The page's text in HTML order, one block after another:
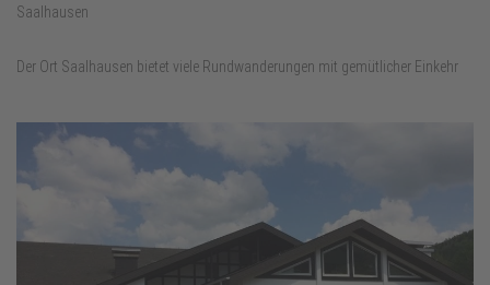
Saalhausen
Der Ort Saalhausen bietet viele Rundwanderungen mit gemütlicher Einkehr